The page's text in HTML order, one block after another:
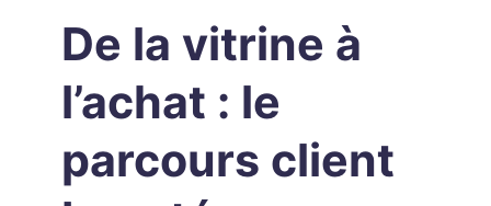
De la vitrine à
l’achat : le
parcours client